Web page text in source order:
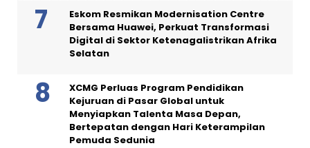
Eskom Resmikan Modernisation Centre
Bersama Huawei, Perkuat Transformasi
Digital di Sektor Ketenagalistrikan Afrika
Selatan
XCMG Perluas Program Pendidikan
Kejuruan di Pasar Global untuk
Menyiapkan Talenta Masa Depan,
Bertepatan dengan Hari Keterampilan
Pemuda Sedunia